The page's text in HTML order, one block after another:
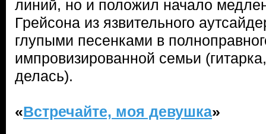
линий, но и положил начало
Грейсона из язвительного
глупыми песенками в
импровизированной семьи
делась).
«Встречайте, моя девушка»